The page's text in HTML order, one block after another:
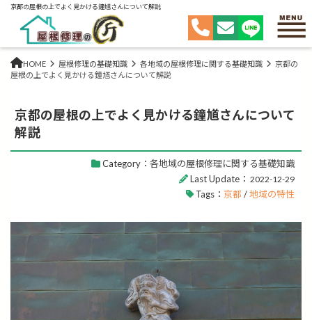
京都の屋根の上でよく見かける鐘馗さんについて解説
HOME 屋根修理の基礎知識 各地域の屋根修理に関する基礎知識
京都の
屋根の上でよく見かける鐘馗さんについて解説
京都の屋根の上でよく見かける鐘馗さんについて
解説
Category： 各地域の屋根修理に関する基礎知識
Last Update： 2022-12-29
Tags： 京都 /地域の特性